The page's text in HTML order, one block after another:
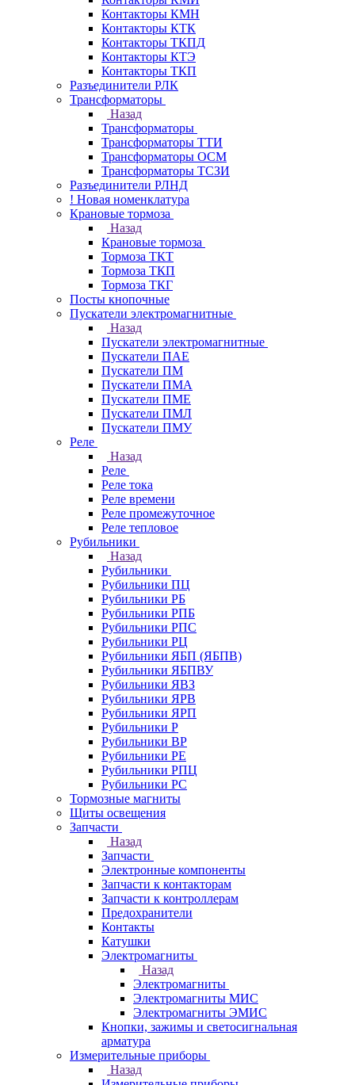
Контакторы КМН
Контакторы КТК
Контакторы ТКПД
Контакторы КТЭ
Контакторы ТКП
Разъединители РЛК
Трансформаторы
Назад
Трансформаторы
Трансформаторы ТТИ
Трансформаторы ОСМ
Трансформаторы ТСЗИ
Разъединители РЛНД
! Новая номенклатура
Крановые тормоза
Назад
Крановые тормоза
Тормоза ТКТ
Тормоза ТКП
Тормоза ТКГ
Посты кнопочные
Пускатели электромагнитные
Назад
Пускатели электромагнитные
Пускатели ПАЕ
Пускатели ПМ
Пускатели ПМА
Пускатели ПМЕ
Пускатели ПМЛ
Пускатели ПМУ
Реле
Назад
Реле
Реле тока
Реле времени
Реле промежуточное
Реле тепловое
Рубильники
Назад
Рубильники
Рубильники ПЦ
Рубильники РБ
Рубильники РПБ
Рубильники РПС
Рубильники РЦ
Рубильники ЯБП (ЯБПВ)
Рубильники ЯБПВУ
Рубильники ЯВЗ
Рубильники ЯРВ
Рубильники ЯРП
Рубильники Р
Рубильники ВР
Рубильники РЕ
Рубильники РПЦ
Рубильники РС
Тормозные магниты
Щиты освещения
Запчасти
Назад
Запчасти
Электронные компоненты
Запчасти к контакторам
Запчасти к контроллерам
Предохранители
Контакты
Катушки
Электромагниты
Назад
Электромагниты
Электромагниты МИС
Электромагниты ЭМИС
Кнопки, зажимы и светосигнальная
арматура
Измерительные приборы
Назад